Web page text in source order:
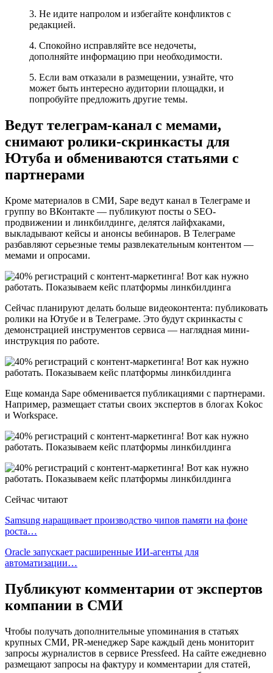
3. Не идите напролом и избегайте конфликтов с
редакцией.
4. Спокойно исправляйте все недочеты,
дополняйте информацию при необходимости.
5. Если вам отказали в размещении, узнайте, что
может быть интересно аудитории площадки, и
попробуйте предложить другие темы.
Ведут телеграм-канал с мемами,
снимают ролики-скринкасты для
Ютуба и обмениваются статьями с
партнерами
Кроме материалов в СМИ, Sape ведут канал в Телеграме и
группу во ВКонтакте — публикуют посты о SEO-
продвижении и линкбилдинге, делятся лайфхаками,
выкладывают кейсы и анонсы вебинаров. В Телеграме
разбавляют серьезные темы развлекательным контентом —
мемами и опросами.
Сейчас планируют делать больше видеоконтента: публиковать
ролики на Ютубе и в Телеграме. Это будут скринкасты с
демонстрацией инструментов сервиса — наглядная мини-
инструкция по работе.
Еще команда Sape обменивается публикациями с партнерами.
Например, размещает статьи своих экспертов в блогах Kokoc
и Workspace.
Сейчас читают
Samsung наращивает производство чипов памяти на фоне
роста…
Oracle запускает расширенные ИИ‑агенты для
автоматизации…
Публикуют комментарии от экспертов
компании в СМИ
Чтобы получать дополнительные упоминания в статьях
крупных СМИ, PR-менеджер Sape каждый день мониторит
запросы журналистов в сервисе Pressfeed. На сайте ежедневно
размещают запросы на фактуру и комментарии для статей,